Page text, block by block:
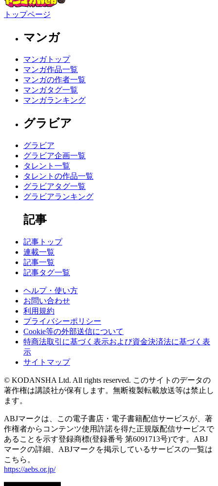
トップページ
マンガ
マンガトップ
マンガ作品一覧
マンガの作者一覧
マンガタグ一覧
マンガランキング
グラビア
グラビア
グラビア企画一覧
タレント一覧
タレントの作品一覧
グラビアタグ一覧
グラビアランキング
記事
記事トップ
連載一覧
記事一覧
記事タグ一覧
ヘルプ・使い方
お問い合わせ
利用規約
プライバシーポリシー
Cookie等の外部送信について
特商法取引に基づく表示および資金決済法に基づく表
示
サイトマップ
© KODANSHA Ltd. All rights reserved. このサイトのデータの
著作権は講談社が保有します。無断複製転載放送等は禁止し
ます。
ABJマークは、この電子書店・電子書籍配信サービスが、著
作権者からコンテンツ使用許諾を得た正規版配信サービスで
あることを示す登録商標(登録番号 第6091713号)です。ABJ
マークの詳細、ABJマークを掲示しているサービスの一覧は
こちら。
https://aebs.or.jp/